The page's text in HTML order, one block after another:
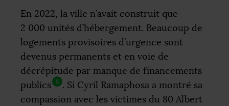
En 2022, la ville n’avait construit que
2 000 unités d’hébergement. Beaucoup de
logements provisoires d’urgence sont
devenus permanents et en voie de
décrépitude par manque de financements
publics
5
. Si Cyril Ramaphosa a montré sa
compassion avec les victimes du 80 Albert